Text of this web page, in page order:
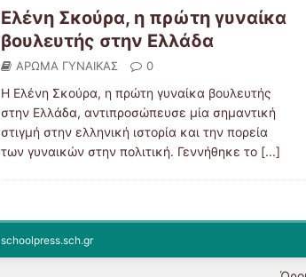
Ελένη Σκούρα, η πρώτη γυναίκα
βουλευτής στην Ελλάδα
ΑΡΩΜΑ ΓΥΝΑΙΚΑΣ 0
Η Ελένη Σκούρα, η πρώτη γυναίκα βουλευτής
στην Ελλάδα, αντιπροσώπευσε μία σημαντική
στιγμή στην ελληνική ιστορία και την πορεία
των γυναικών στην πολιτική. Γεννήθηκε το [...]
schoolpress.sch.gr